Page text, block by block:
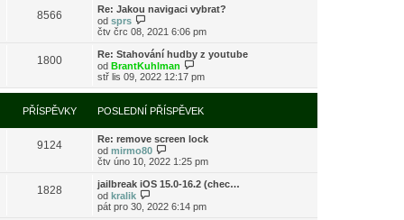
k
p
ě
v
e
k
í
p
ř
í
s
p
ě
v
e
p
o
s
e
d
n
í
ř
p
ě
v
k
r
z
i
t
p
o
s
l
d
í
p
ř
í
s
p
ě
v
8566
Re: Jakou navigaci vybrat?
od sprs
o
r
a
z
i
t
p
o
s
l
e
d
í
p
ř
í
čtv črc 08, 2021 6:06 pm
1800
Re: Stahování hudby z youtube
od BrantKuhlman
o
r
a
z
i
t
o
l
d
stř lis 09, 2022 12:17 pm
PŘÍSPĚVKY POSLEDNÍ PŘÍSPĚVEK
9124
Re: remove screen lock
od mirmo80
o
r
z
i
čtv úno 10, 2022 1:25 pm
1828
jailbreak iOS 15.0-16.2 (chec…
od kralik
o
pát pro 30, 2022 6:14 pm